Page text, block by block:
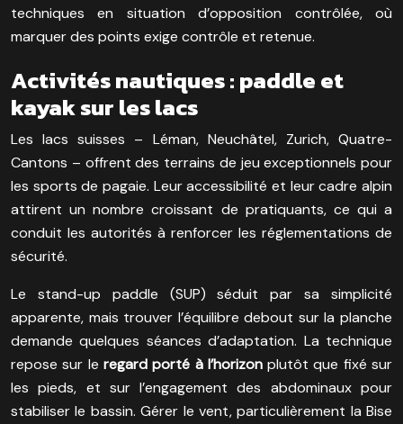
techniques en situation d’opposition contrôlée, où
marquer des points exige contrôle et retenue.
Activités nautiques : paddle et
kayak sur les lacs
Les lacs suisses – Léman, Neuchâtel, Zurich, Quatre-
Cantons – offrent des terrains de jeu exceptionnels pour
les sports de pagaie. Leur accessibilité et leur cadre alpin
attirent un nombre croissant de pratiquants, ce qui a
conduit les autorités à renforcer les réglementations de
sécurité.
Le stand-up paddle (SUP) séduit par sa simplicité
apparente, mais trouver l’équilibre debout sur la planche
demande quelques séances d’adaptation. La technique
repose sur le regard porté à l’horizonplutôt que fixé sur
les pieds, et sur l’engagement des abdominaux pour
stabiliser le bassin. Gérer le vent, particulièrement la Bise